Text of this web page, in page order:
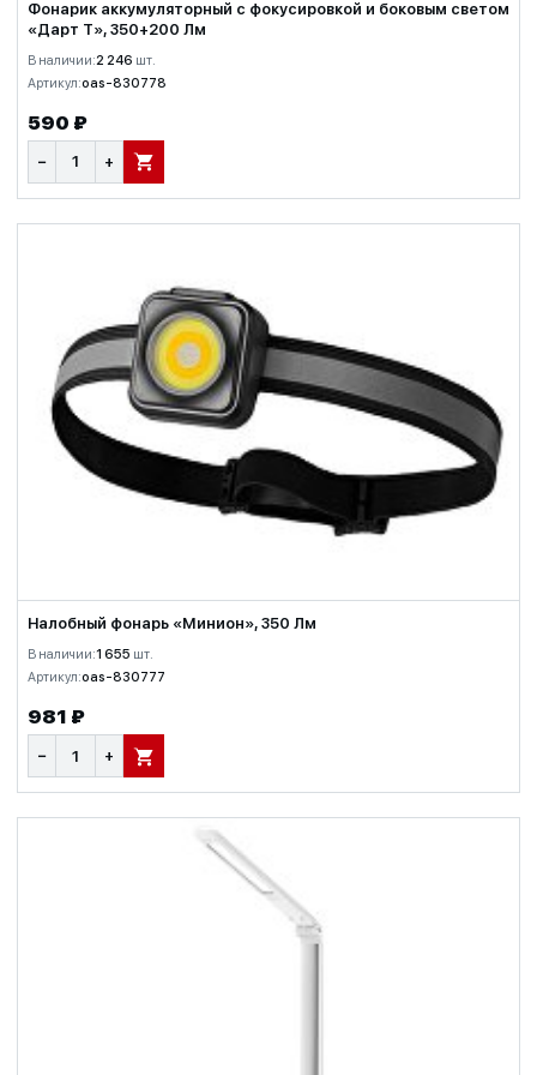
Фонарик аккумуляторный с фокусировкой и боковым светом
«Дарт Т», 350+200 Лм
В наличии:2 246 шт.
Артикул:oas-830778
590 ₽
− + В КОРЗИНУ
Налобный фонарь «Минион», 350 Лм
В наличии:1 655 шт.
Артикул:oas-830777
981 ₽
− + В КОРЗИНУ